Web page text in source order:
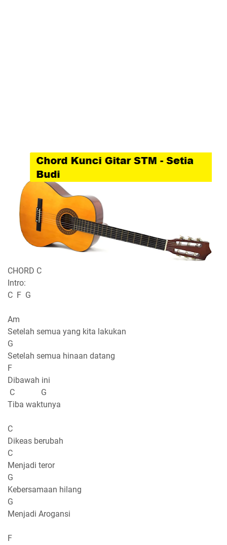
CHORD C
Intro:
C F G
Am
Setelah semua yang kita lakukan
G
Setelah semua hinaan datang
F
Dibawah ini
C G
Tiba waktunya
C
Dikeas berubah
C
Menjadi teror
G
Kebersamaan hilang
G
Menjadi Arogansi
F